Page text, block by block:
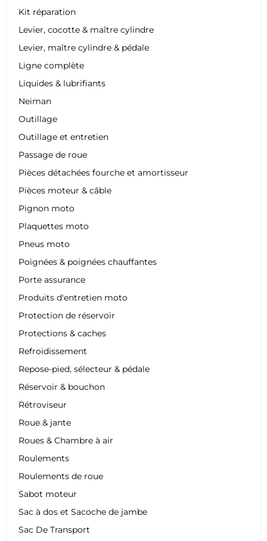
Kit réparation
Levier, cocotte & maître cylindre
Levier, maître cylindre & pédale
Ligne complète
Liquides & lubrifiants
Neiman
Outillage
Outillage et entretien
Passage de roue
Pièces détachées fourche et amortisseur
Pièces moteur & câble
Pignon moto
Plaquettes moto
Pneus moto
Poignées & poignées chauffantes
Porte assurance
Produits d'entretien moto
Protection de réservoir
Protections & caches
Refroidissement
Repose-pied, sélecteur & pédale
Réservoir & bouchon
Rétroviseur
Roue & jante
Roues & Chambre à air
Roulements
Roulements de roue
Sabot moteur
Sac à dos et Sacoche de jambe
Sac De Transport